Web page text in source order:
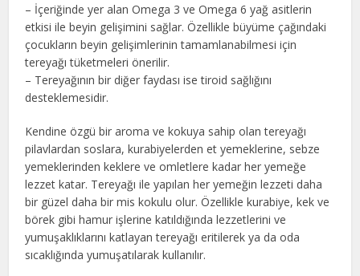
– İçeriğinde yer alan Omega 3 ve Omega 6 yağ asitlerin
etkisi ile beyin gelişimini sağlar. Özellikle büyüme çağındaki
çocukların beyin gelişimlerinin tamamlanabilmesi için
tereyağı tüketmeleri önerilir.
– Tereyağının bir diğer faydası ise tiroid sağlığını
desteklemesidir.
Kendine özgü bir aroma ve kokuya sahip olan tereyağı
pilavlardan soslara, kurabiyelerden et yemeklerine, sebze
yemeklerinden keklere ve omletlere kadar her yemeğe
lezzet katar. Tereyağı ile yapılan her yemeğin lezzeti daha
bir güzel daha bir mis kokulu olur. Özellikle kurabiye, kek ve
börek gibi hamur işlerine katıldığında lezzetlerini ve
yumuşaklıklarını katlayan tereyağı eritilerek ya da oda
sıcaklığında yumuşatılarak kullanılır.